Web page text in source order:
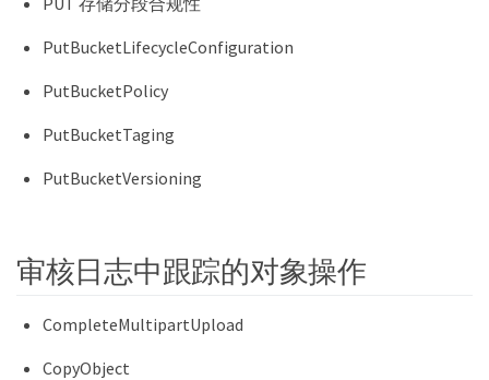
PutBucketLifecycleConfiguration
PutBucketPolicy
PutBucketTaging
PutBucketVersioning
审核日志中跟踪的对象操作
CompleteMultipartUpload
CopyObject